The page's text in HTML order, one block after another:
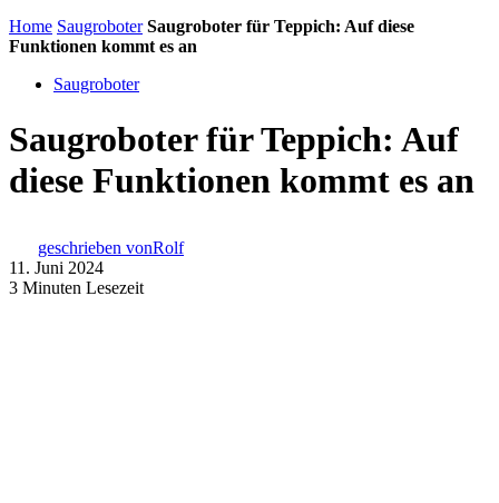
Home Saugroboter Saugroboter für Teppich: Auf diese
Funktionen kommt es an
Saugroboter
Saugroboter für Teppich: Auf
diese Funktionen kommt es an
geschrieben vonRolf
11. Juni 2024
3 Minuten Lesezeit